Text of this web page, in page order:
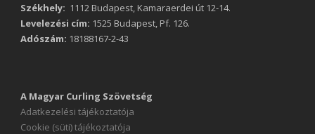
Székhely: 1112 Budapest, Kamaraerdei út 12-14.
Levelezési cím: 1525 Budapest, Pf. 126.
Adószám: 18188167-2-43
A Magyar Curling Szövetség
Adatkezelési tájékoztatója
Cookie (süti) tájékoztatója